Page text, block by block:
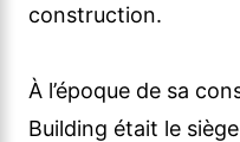
construction.
À l’époque de sa
Building était le